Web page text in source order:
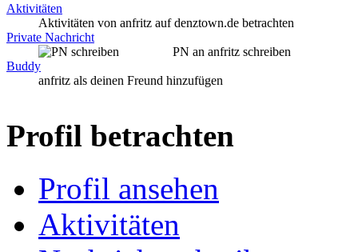
Aktivitäten
Aktivitäten von anfritz auf denztown.de betrachten
Private Nachricht
PN an anfritz schreiben
Buddy
anfritz als deinen Freund hinzufügen
Profil betrachten
Profil ansehen
Aktivitäten